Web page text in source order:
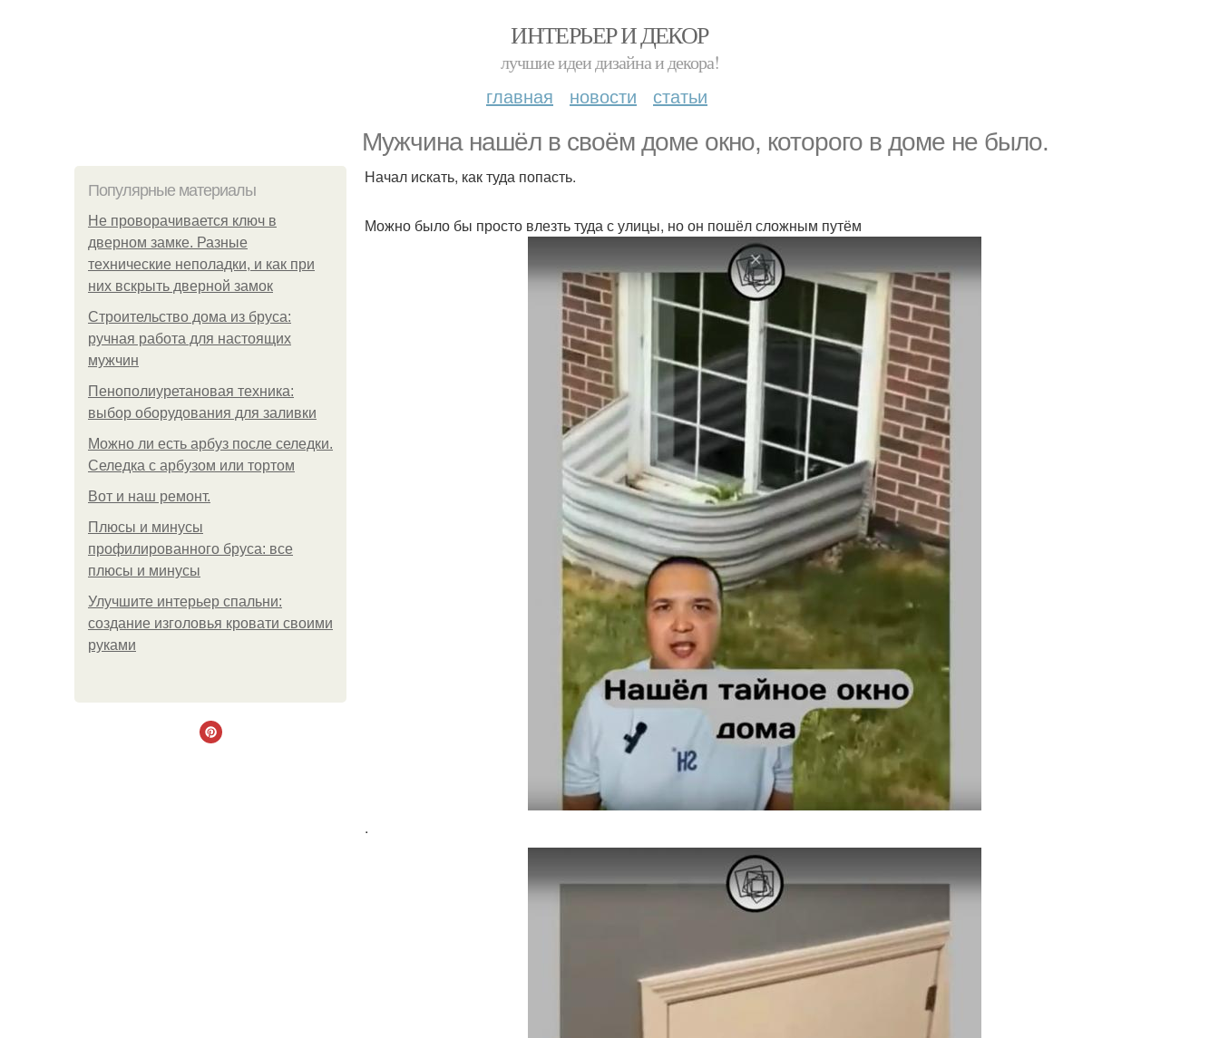
ИНТЕРЬЕР И ДЕКОР
лучшие идеи дизайна и декора!
главная новости статьи
Мужчина нашёл в своём доме окно, которого в доме не было.
Популярные материалы
Не проворачивается ключ в
дверном замке. Разные
технические неполадки, и как при
них вскрыть дверной замок
Строительство дома из бруса:
ручная работа для настоящих
мужчин
Пенополиуретановая техника:
выбор оборудования для заливки
Можно ли есть арбуз после селедки.
Селедка с арбузом или тортом
Boт и наш ремoнт.
Плюсы и минусы
профилированного бруса: все
плюсы и минусы
Улучшите интерьер спальни:
создание изголовья кровати своими
руками
Начал искать, как туда попасть.
Можно было бы просто влезть туда с улицы, но он пошёл сложным путём
.